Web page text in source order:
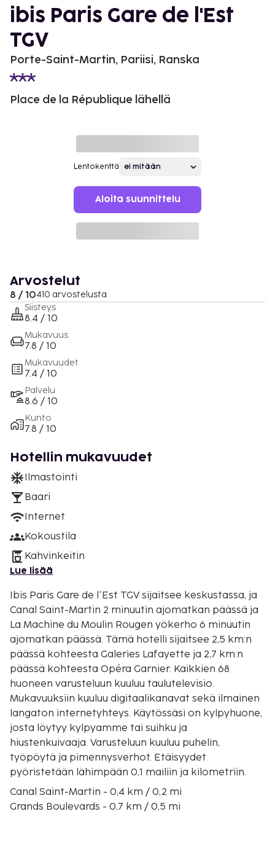
ibis Paris Gare de l'Est
TGV
Porte-Saint-Martin, Pariisi, Ranska
Place de la République lähellä
Lentokenttä
Aloita suunnittelu
Arvostelut
8 / 10410 arvostelusta
Siisteys
8.4 / 10
Mukavuus
7.8 / 10
Mukavuudet
7.4 / 10
Palvelu
8.6 / 10
Kunto
7.8 / 10
Hotellin mukavuudet
Ilmastointi
Baari
Internet
Kokoustila
Kahvinkeitin
Lue lisää
Ibis Paris Gare de l'Est TGV sijaitsee keskustassa, ja
Canal Saint-Martin 2 minuutin ajomatkan päässä ja
La Machine du Moulin Rougen yökerho 6 minuutin
ajomatkan päässä. Tämä hotelli sijaitsee 2,5 km:n
päässä kohteesta Galeries Lafayette ja 2,7 km:n
päässä kohteesta Opéra Garnier. Kaikkien 68
huoneen varusteluun kuuluu taulutelevisio.
Mukavuuksiin kuuluu digitaalikanavat sekä ilmainen
langaton internetyhteys. Käytössäsi on kylpyhuone,
josta löytyy kylpyamme tai suihku ja
hiustenkuivaaja. Varusteluun kuuluu puhelin,
työpöytä ja pimennysverhot. Etäisyydet
pyöristetään lähimpään 0,1 mailiin ja kilometriin.
Canal Saint-Martin - 0,4 km / 0,2 mi
Grands Boulevards - 0,7 km / 0,5 mi